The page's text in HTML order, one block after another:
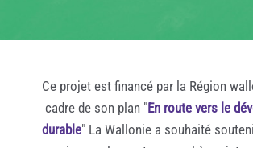
Ce projet est financé par la Région
cadre de son plan "En route vers le
durable" La Wallonie a souhaité